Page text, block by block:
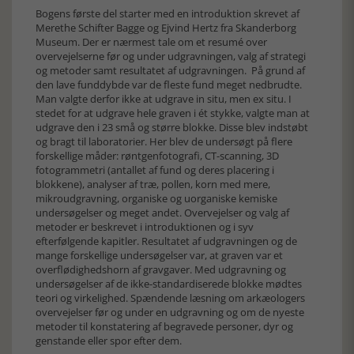
Bogens første del starter med en introduktion skrevet af
Merethe Schifter Bagge og Ejvind Hertz fra Skanderborg
Museum. Der er nærmest tale om et resumé over
overvejelserne før og under udgravningen, valg af strategi
og metoder samt resultatet af udgravningen. På grund af
den lave funddybde var de fleste fund meget nedbrudte.
Man valgte derfor ikke at udgrave in situ, men ex situ. I
stedet for at udgrave hele graven i ét stykke, valgte man at
udgrave den i 23 små og større blokke. Disse blev indstøbt
og bragt til laboratorier. Her blev de undersøgt på flere
forskellige måder: røntgenfotografi, CT-scanning, 3D
fotogrammetri (antallet af fund og deres placering i
blokkene), analyser af træ, pollen, korn med mere,
mikroudgravning, organiske og uorganiske kemiske
undersøgelser og meget andet. Overvejelser og valg af
metoder er beskrevet i introduktionen og i syv
efterfølgende kapitler. Resultatet af udgravningen og de
mange forskellige undersøgelser var, at graven var et
overflødighedshorn af gravgaver. Med udgravning og
undersøgelser af de ikke-standardiserede blokke mødtes
teori og virkelighed. Spændende læsning om arkæologers
overvejelser før og under en udgravning og om de nyeste
metoder til konstatering af begravede personer, dyr og
genstande eller spor efter dem.